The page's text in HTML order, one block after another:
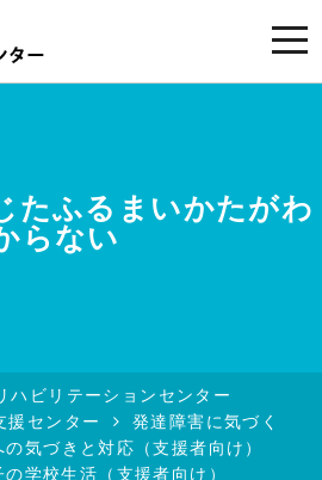
たふるまいかたがわ
らない
ハビリテーションセンター
援センター
発達障害に気づく
気づきと対応（支援者向け）
学校生活（支援者向け）